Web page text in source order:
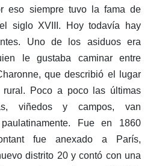
eso siempre tuvo la fama de
siglo XVIII. Hoy todavía hay
Uno de los asiduos era
le gustaba caminar entre
que describió el lugar
rural. Poco a poco las últimas
viñedos y campos, van
paulatinamente. Fue en 1860
fue anexado a París,
distrito 20 y contó con una